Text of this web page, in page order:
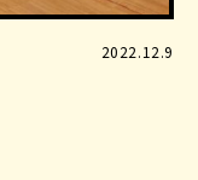
2022.12.9